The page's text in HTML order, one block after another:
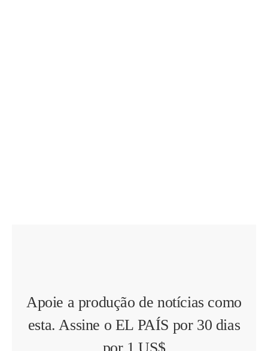
Apoie a produção de notícias como
esta. Assine o EL PAÍS por 30 dias